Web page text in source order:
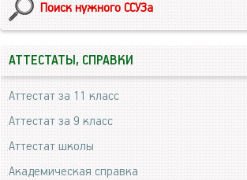
Поиск нужного ССУЗа
АТТЕСТАТЫ, СПРАВКИ
Аттестат за 11 класс
Аттестат за 9 класс
Аттестат школы
Академическая справка